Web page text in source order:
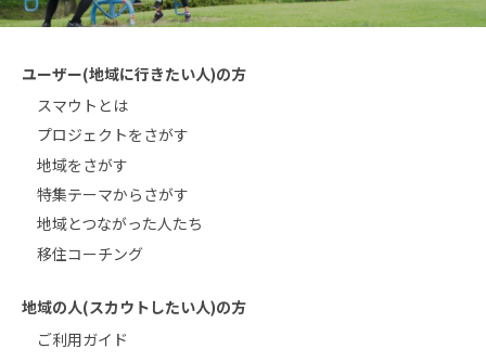
ユーザー(地域に行きたい人)の方
スマウトとは
プロジェクトをさがす
地域をさがす
特集テーマからさがす
地域とつながった人たち
移住コーチング
地域の人(スカウトしたい人)の方
ご利用ガイド